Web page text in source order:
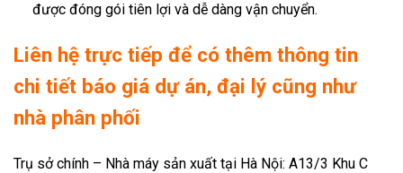
được đóng gói tiên lợi và dễ dàng vận chuyển.
Liên hệ trực tiếp để có thêm thông tin
chi tiết báo giá dự án, đại lý cũng như
nhà phân phối
Trụ sở chính – Nhà máy sản xuất tại Hà Nội: A13/3 Khu C